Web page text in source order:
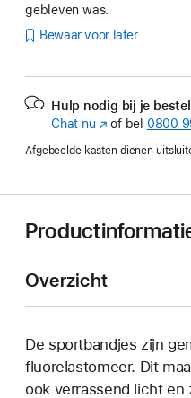
gebleven was.
Bewaar voor later
Hulp nodig bij je
Chat nu (Wordt
nieuw
geopend)
of bel 0800
Afgebeelde kasten dienen
Overzicht
De sportbandjes zijn
fluorelastomeer. Dit
ook verrassend licht